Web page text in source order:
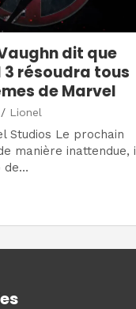
dit que
résoudra tous
de Marvel
Lionel
Studios Le prochain
manière inattendue,
de…